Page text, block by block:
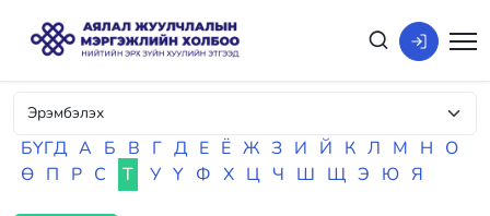
БҮГД А Б В Г Д Е Ё Ж З И Й К Л М Н О
Ө П Р С Т У Ү Ф Х Ц Ч Ш Щ Э Ю Я